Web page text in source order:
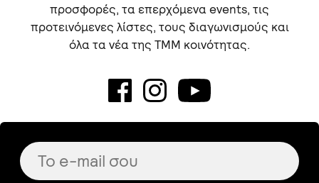
προσφορές, τα επερχόμενα events, τις
προτεινόμενες λίστες, τους διαγωνισμούς και
όλα τα νέα της TMM κοινότητας.